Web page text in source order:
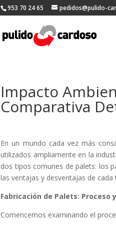
953 70 24 65 pedidos@pulido-
Impacto
Comparativa
En un mundo cada vez más
utilizados ampliamente en la
dos tipos comunes de palets: los
las ventajas y desventajas de
Fabricación de Palets: Proceso
Comencemos examinando el